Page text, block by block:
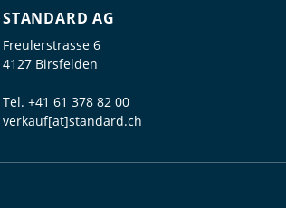
STANDARD AG
Freulerstrasse 6
4127 Birsfelden
Tel. +41 61 378 82 00
verkauf[at]standard.ch